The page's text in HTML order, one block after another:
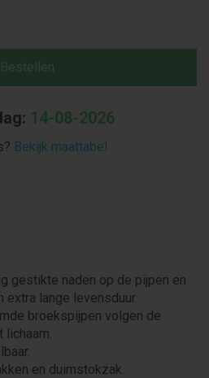
Bestellen
14-08-2026
Bekijk maattabel
gestikte naden op de pijpen en
extra lange levensduur.
broekspijpen volgen de
lichaam.
en duimstokzak.